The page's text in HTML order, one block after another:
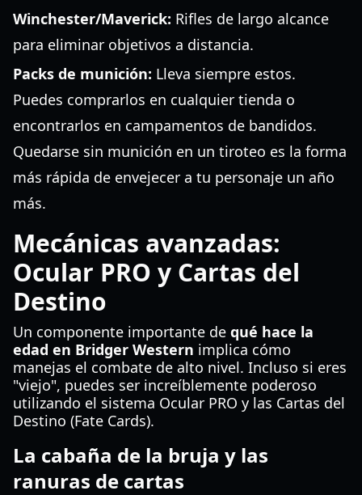
Winchester/Maverick: Rifles de largo alcance
para eliminar objetivos a distancia.
Packs de munición: Lleva siempre estos.
Puedes comprarlos en cualquier tienda o
encontrarlos en campamentos de bandidos.
Quedarse sin munición en un tiroteo es la forma
más rápida de envejecer a tu personaje un año
más.
Mecánicas avanzadas:
Ocular PRO y Cartas del
Destino
Un componente importante de qué hace la
edad en Bridger Western implica cómo
manejas el combate de alto nivel. Incluso si eres
"viejo", puedes ser increíblemente poderoso
utilizando el sistema Ocular PRO y las Cartas del
Destino (Fate Cards).
La cabaña de la bruja y las
ranuras de cartas